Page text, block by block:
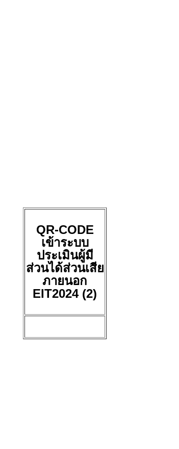
QR-CODE
เข้าระบบ
ประเมินผู้มี
ส่วนได้ส่วนเสีย
ภายนอก
EIT2024 (2)